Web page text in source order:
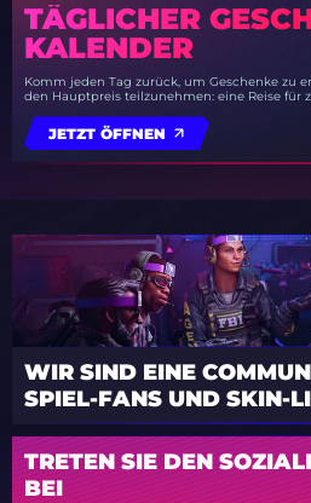
TÄGLICHER
KALENDER
Komm jeden Tag zurück, um Geschenke zu
den Hauptpreis teilzunehmen: eine Reise für
JETZT ÖFFNEN
WIR SIND EINE
SPIEL-FANS UND SKIN-
TRETEN SIE DEN
BEI